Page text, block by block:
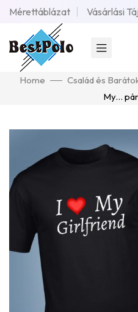
Mérettáblázat Vásárlási
Home Család és
My…